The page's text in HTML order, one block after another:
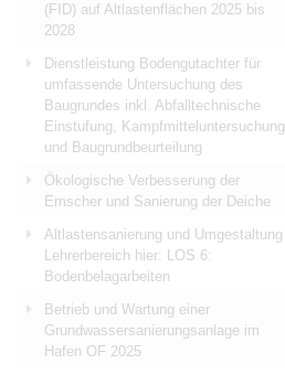
(FID) auf Altlastenflächen 2025 bis
2028
Dienstleistung Bodengutachter für
umfassende Untersuchung des
Baugrundes inkl. Abfalltechnische
Einstufung, Kampfmitteluntersuchung
und Baugrundbeurteilung
Ökologische Verbesserung der
Emscher und Sanierung der Deiche
Altlastensanierung und Umgestaltung
Lehrerbereich hier: LOS 6:
Bodenbelagarbeiten
Betrieb und Wartung einer
Grundwassersanierungsanlage im
Hafen OF 2025